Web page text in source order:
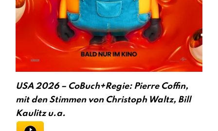
USA 2026 – CoBuch+Regie: Pierre Coffin,
mit den Stimmen von Christoph Waltz, Bill
Kaulitz u.a.